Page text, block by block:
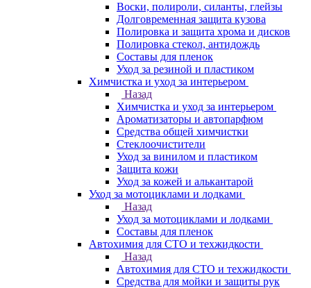
Воски, полироли, силанты, глейзы
Долговременная защита кузова
Полировка и защита хрома и дисков
Полировка стекол, антидождь
Составы для пленок
Уход за резиной и пластиком
Химчистка и уход за интерьером
Назад
Химчистка и уход за интерьером
Ароматизаторы и автопарфюм
Средства общей химчистки
Стеклоочистители
Уход за винилом и пластиком
Защита кожи
Уход за кожей и алькантарой
Уход за мотоциклами и лодками
Назад
Уход за мотоциклами и лодками
Составы для пленок
Автохимия для СТО и техжидкости
Назад
Автохимия для СТО и техжидкости
Средства для мойки и защиты рук